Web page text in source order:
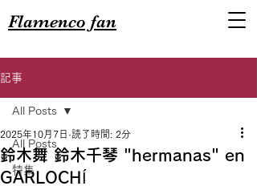
Flamenco fan
記事
All Posts
特集
All Posts
鈴木舞 鈴木千琴 "hermanas" en
GARLOCHÍ
2025年10月7日 読了時間: 2分